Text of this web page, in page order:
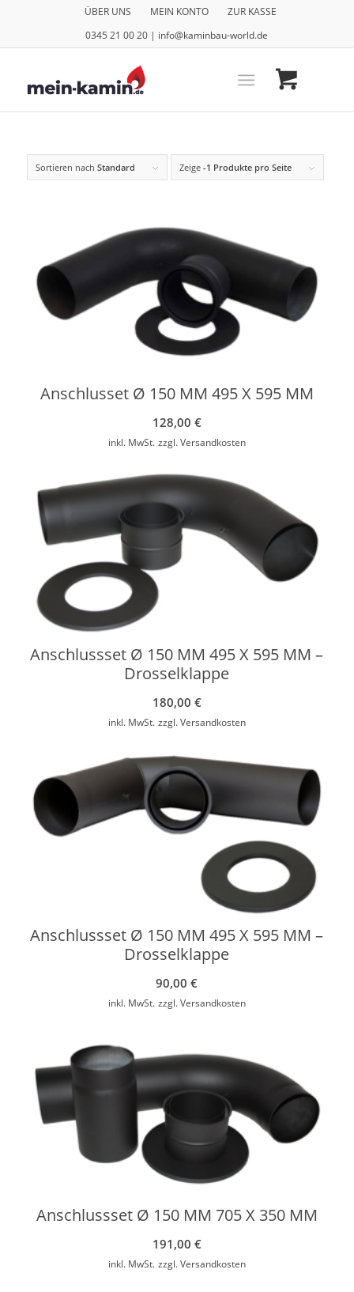
ÜBER UNS MEIN KONTO
ZUR KASSE
0345 21 00 20 | info@kaminbau-world.de
Sortieren nach Standard Zeige -1 Produkte pro Seite
Anschlusset Ø 150 MM 495 X 595 MM
128,00 €
inkl. MwSt. zzgl.Versandkosten
Anschlussset Ø 150 MM 495 X 595 MM –
Drosselklappe
180,00 €
inkl. MwSt. zzgl.Versandkosten
Anschlussset Ø 150 MM 495 X 595 MM –
Drosselklappe
90,00€
inkl. MwSt. zzgl.Versandkosten
Anschlussset Ø 150 MM 705 X 350 MM
191,00 €
inkl. MwSt. zzgl.Versandkosten